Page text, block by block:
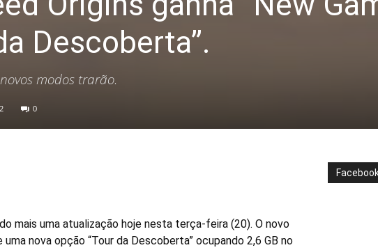
Descoberta”.
modos trarão.
0
mais uma atualização hoje nesta terça-feira (20). O novo
nova opção “Tour da Descoberta” ocupando 2,6 GB no